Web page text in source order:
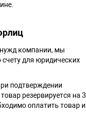
нужд компании, мы
для юридических
подтверждении
резервируется на 3
оплатить товар и